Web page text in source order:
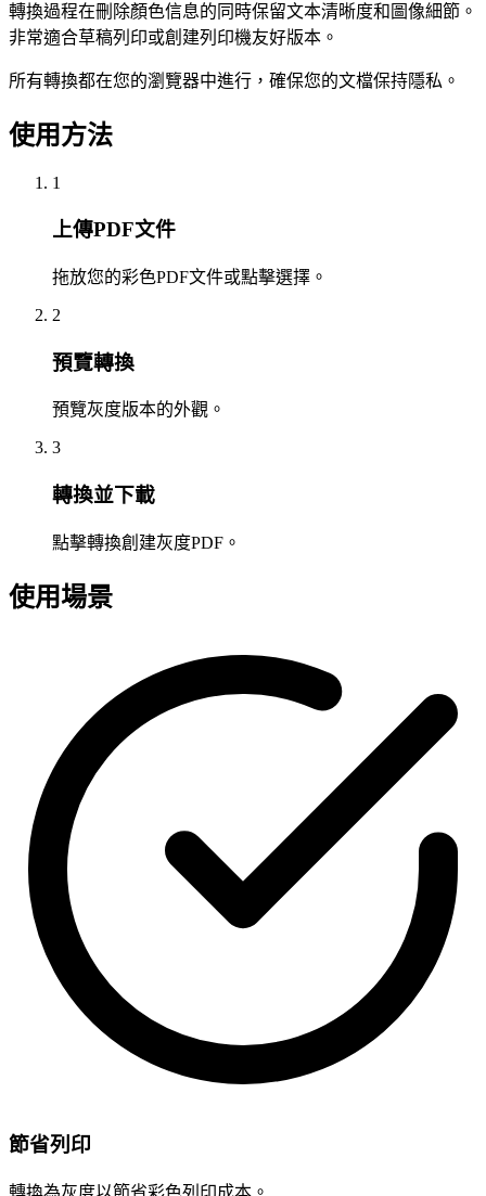
轉換過程在刪除顏色信息的同時保留文本清晰度和圖像細節。
非常適合草稿列印或創建列印機友好版本。
所有轉換都在您的瀏覽器中進行，確保您的文檔保持隱私。
使用方法
1
上傳PDF文件
拖放您的彩色PDF文件或點擊選擇。
2
預覽轉換
預覽灰度版本的外觀。
3
轉換並下載
點擊轉換創建灰度PDF。
使用場景
節省列印
轉換為灰度以節省彩色列印成本。